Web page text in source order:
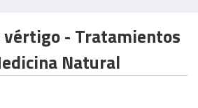
vértigo - Tratamientos
Natural